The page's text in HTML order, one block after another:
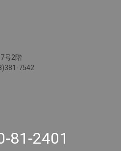
号2階
7542
81-2401